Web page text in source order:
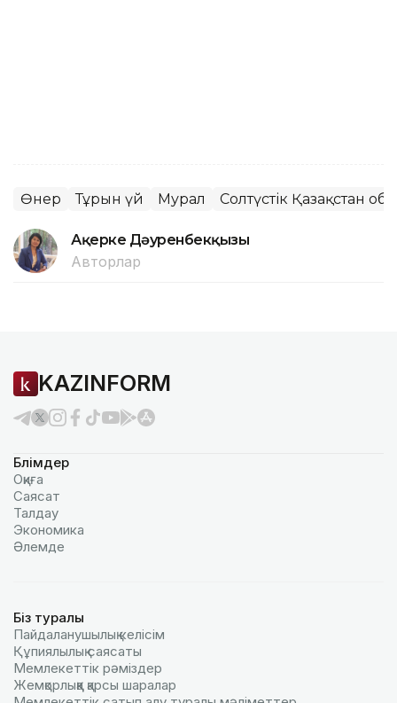
Өнер Тұрғын үй Мурал Солтүстік Қазақстан
Ақерке Дәуренбекқызы
Авторлар
KAZINFORM
Бөлімдер
Оқиға
Саясат
Талдау
Экономика
Әлемде
Біз туралы
Пайдаланушылық келiciм
Құпиялылық саясаты
Мемлекеттік рәміздер
Жемқорлыққа қарсы шаралар